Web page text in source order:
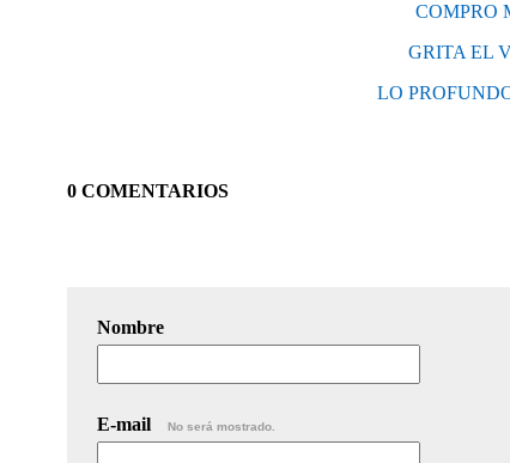
COMPRO
GRITA EL
LO
0 COMENTARIOS
Nombre
E-mail No será mostrado.